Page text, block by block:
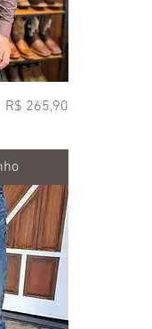
Preço
R$ 265,90